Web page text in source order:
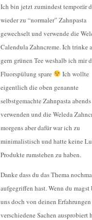
Ich bin jetzt zumindest temporär
wieder zu “normaler” Zahnpasta
gewechselt und verwende die
Calendula Zahncreme. Ich trinke
gern grünen Tee weshalb ich mir
Fluorspülung spare
Ich wollte
eigentlich die oben genannte
selbstgemachte Zahnpasta abends
verwenden und die Weleda
morgens aber dafür war ich zu
minimalistisch und hatte keine
Produkte rumstehen zu haben.
Danke dass du das Thema
aufgegriffen hast. Wenn du magst
uns doch von deinen
verschiedene Sachen ausprobiert